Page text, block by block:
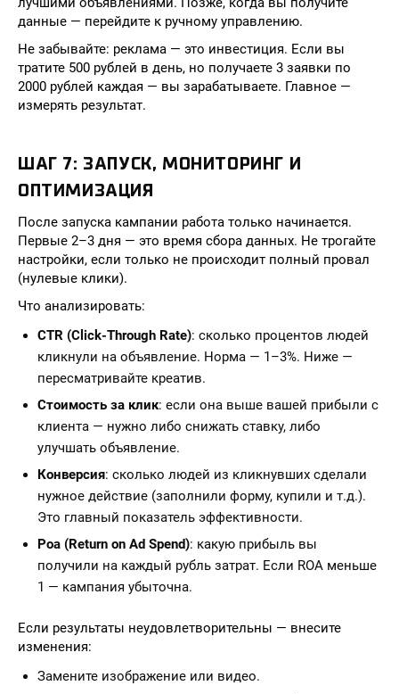
данные — перейдите к ручному управлению.
Не забывайте: реклама — это инвестиция. Если вы
тратите 500 рублей в день, но получаете 3 заявки по
2000 рублей каждая — вы зарабатываете. Главное —
измерять результат.
ШАГ 7: ЗАПУСК, МОНИТОРИНГ И
ОПТИМИЗАЦИЯ
После запуска кампании работа только начинается.
Первые 2–3 дня — это время сбора данных. Не трогайте
настройки, если только не происходит полный провал
(нулевые клики).
Что анализировать:
CTR (Click-Through Rate): сколько процентов людей
кликнули на объявление. Норма — 1–3%. Ниже —
пересматривайте креатив.
Стоимость за клик: если она выше вашей прибыли с
клиента — нужно либо снижать ставку, либо
улучшать объявление.
Конверсия: сколько людей из кликнувших сделали
нужное действие (заполнили форму, купили и т.д.).
Это главный показатель эффективности.
Роа (Return on Ad Spend): какую прибыль вы
получили на каждый рубль затрат. Если ROA меньше
1 — кампания убыточна.
Если результаты неудовлетворительны — внесите
изменения:
Замените изображение или видео.